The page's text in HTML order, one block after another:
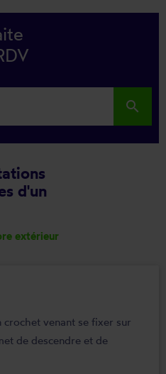
search
d'un
extérieur
venant se fixer sur
de descendre et de